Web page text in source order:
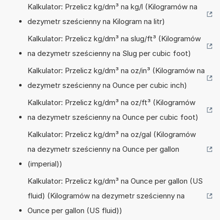
Kalkulator: Przelicz kg/dm³ na kg/l (Kilogramów na
dezymetr sześcienny na Kilogram na litr)
Kalkulator: Przelicz kg/dm³ na slug/ft³ (Kilogramów
na dezymetr sześcienny na Slug per cubic foot)
Kalkulator: Przelicz kg/dm³ na oz/in³ (Kilogramów na
dezymetr sześcienny na Ounce per cubic inch)
Kalkulator: Przelicz kg/dm³ na oz/ft³ (Kilogramów
na dezymetr sześcienny na Ounce per cubic foot)
Kalkulator: Przelicz kg/dm³ na oz/gal (Kilogramów
na dezymetr sześcienny na Ounce per gallon
(imperial))
Kalkulator: Przelicz kg/dm³ na Ounce per gallon (US
fluid) (Kilogramów na dezymetr sześcienny na
Ounce per gallon (US fluid))